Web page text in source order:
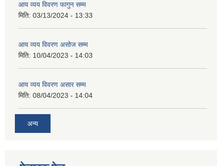
आय व्यय विवरण फागुन सम्म
मिति: 03/13/2024 - 13:33
आय व्यय विवरण असोज सम्म
मिति: 10/04/2023 - 14:03
आय व्यय विवरण असार सम्म
मिति: 08/04/2023 - 14:04
अन्य